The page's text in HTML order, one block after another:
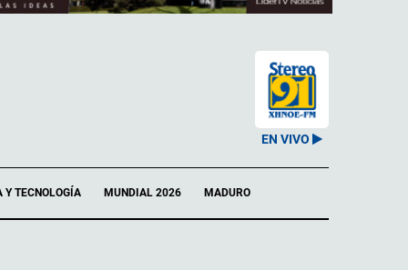
EN VIVO
Y TECNOLOGÍA MUNDIAL 2026 MADURO